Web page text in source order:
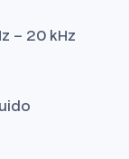
– 20 kHz